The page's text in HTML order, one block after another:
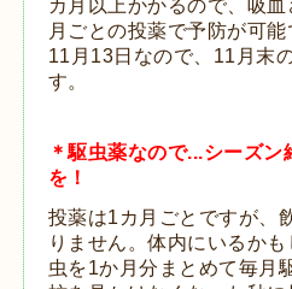
カ月以上かかるので、吸
月ごとの投薬で予防が可
11月13日なので、11月末
す。
＊駆虫薬なので...シーズ
を！
投薬は1カ月ごとですが、
りません。体内にいるか
虫を1か月分まとめて毎月